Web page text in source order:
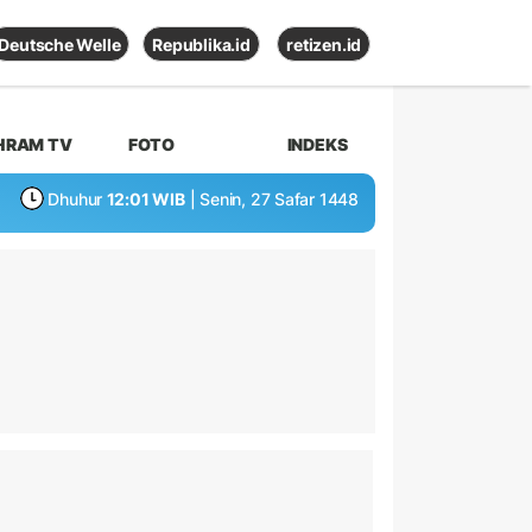
Deutsche Welle Republika.id retizen.id
TV FOTO INDEKS
Dhuhur 12:01 WIB | Senin, 27 Safar 1448